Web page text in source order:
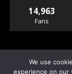
14,963
Fans
We use
experience on